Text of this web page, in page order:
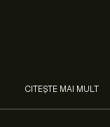
CITEȘTE MAI MULT